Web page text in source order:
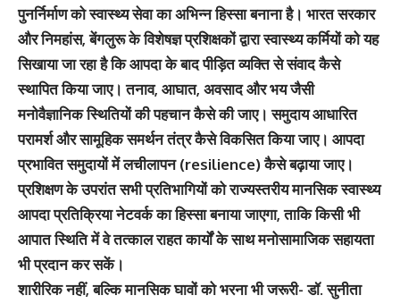
पुनर्निर्माण को स्वास्थ्य सेवा का अभिन्न हिस्सा बनाना है। भारत सरकार
और निमहांस, बेंगलुरू के विशेषज्ञ प्रशिक्षकों द्वारा स्वास्थ्य कर्मियों को यह
सिखाया जा रहा है कि आपदा के बाद पीड़ित व्यक्ति से संवाद कैसे
स्थापित किया जाए। तनाव, आघात, अवसाद और भय जैसी
मनोवैज्ञानिक स्थितियों की पहचान कैसे की जाए। समुदाय आधारित
परामर्श और सामूहिक समर्थन तंत्र कैसे विकसित किया जाए। आपदा
प्रभावित समुदायों में लचीलापन (resilience) कैसे बढ़ाया जाए।
प्रशिक्षण के उपरांत सभी प्रतिभागियों को राज्यस्तरीय मानसिक स्वास्थ्य
आपदा प्रतिक्रिया नेटवर्क का हिस्सा बनाया जाएगा, ताकि किसी भी
आपात स्थिति में वे तत्काल राहत कार्यों के साथ मनोसामाजिक सहायता
भी प्रदान कर सकें।
शारीरिक नहीं, बल्कि मानसिक घावों को भरना भी जरूरी- डॉ. सुनीता